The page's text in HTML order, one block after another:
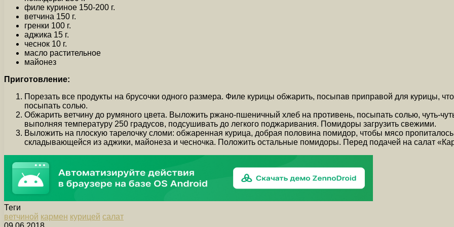
филе куриное 150-200 г.
ветчина 150 г.
гренки 100 г.
аджика 15 г.
чеснок 10 г.
масло растительное
майонез
Приготовление:
Порезать все продукты на брусочки одного размера. Филе курицы обжарить, посыпав приправой для курицы,
посыпать солью.
Обжарить ветчину до румяного цвета. Выложить ржано-пшеничный хлеб на противень, посыпать солью, чуть-
выполняя температуру 250 градусов, подсушивать до легкого поджаривания. Помидоры загрузить свежими.
Выложить на плоскую тарелочку сломи: обжаренная курица, добрая половина помидор, чтобы мясо
складывающейся из аджики, майонеза и чесночка. Положить остальные помидоры. Перед подачей на салат
Теги
ветчиной кармен курицей салат